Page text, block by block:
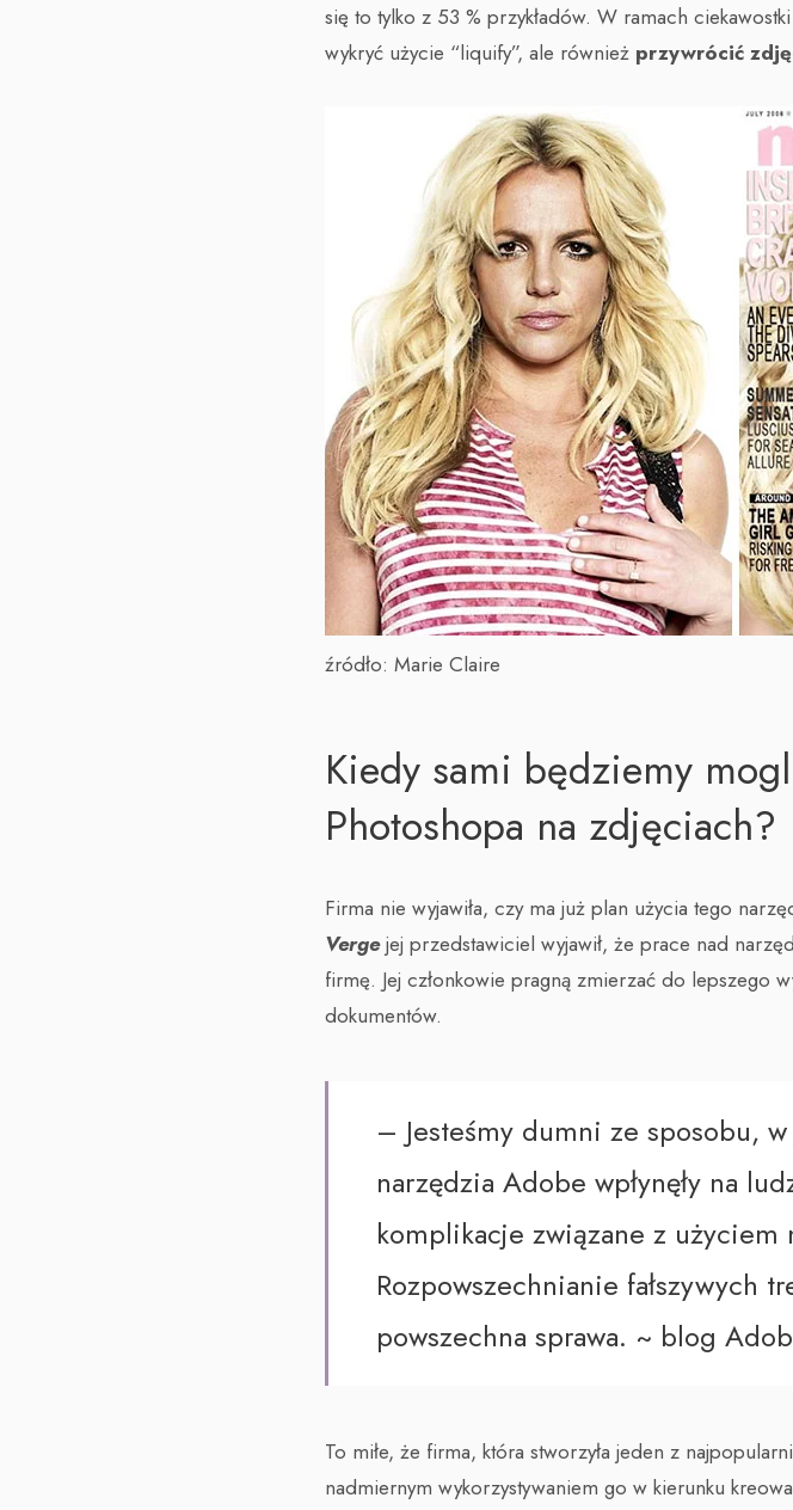
się to tylko z 53 % przykładów. W ramach
wykryć użycie “liquify”, ale również przywrócić
źródło: Marie Claire
Kiedy sami będziemy
Photoshopa na zdjęciach?
Firma nie wyjawiła, czy ma już plan użycia tego
Vergejej przedstawiciel wyjawił, że prace nad
firmę. Jej członkowie pragną zmierzać do lepszego
dokumentów.
– Jesteśmy dumni ze sposobu,
narzędzia Adobe wpłynęły na
komplikacje związane z
Rozpowszechnianie fałszywych
powszechna sprawa. ~ blog
To miłe, że firma, która stworzyła jeden z
nadmiernym wykorzystywaniem go w kierunku